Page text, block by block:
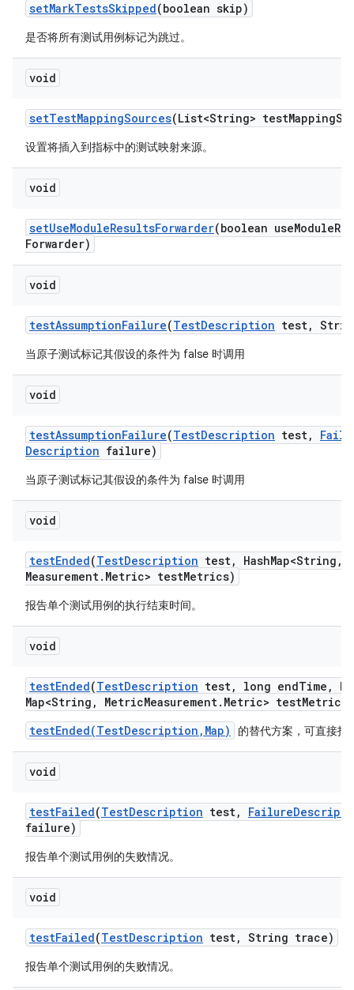
setMarkTestsSkipped(boolean skip)
是否将所有测试用例标记为跳过。
void
setTestMappingSources(List<String> testMapping
设置将插入到指标中的测试映射来源。
void
setUseModuleResultsForwarder(boolean useModule
Forwarder)
void
testAssumptionFailure(TestDescription test,
当原子测试标记其假设的条件为 false 时调用
void
testAssumptionFailure(TestDescription test,
Description failure)
当原子测试标记其假设的条件为 false 时调用
void
testEnded(TestDescription test, HashMap<String ,
Measurement. Metric> testMetrics)
报告单个测试用例的执行结束时间。
void
testEnded(TestDescription test, long endTime ,
Map<String , MetricMeasurement. Metric> testMetrics)
testEnded(TestDescription,Map)
的替代方案，可直接指
void
testFailed(TestDescription test, Failure
failure)
报告单个测试用例的失败情况。
void
testFailed(TestDescription test, String trace)
报告单个测试用例的失败情况。